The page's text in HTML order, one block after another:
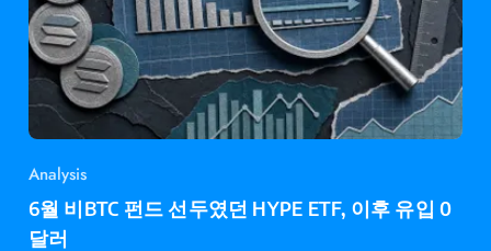
Analysis
6월 비BTC 펀드 선두였던 HYPE ETF, 이후 유입 0
달러